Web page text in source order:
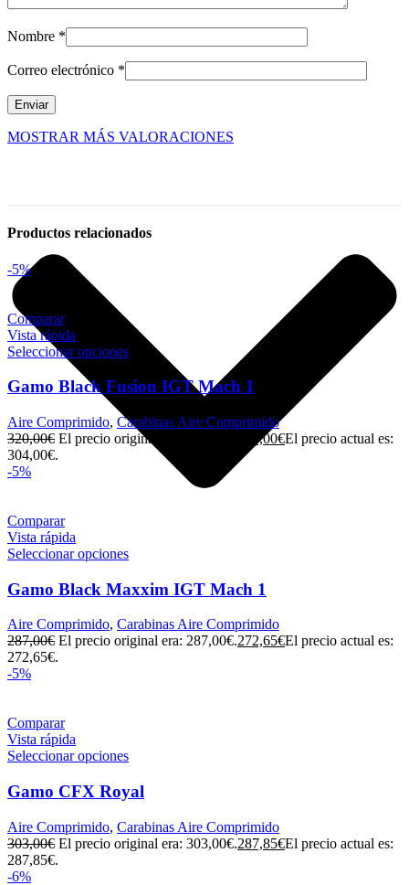
Nombre *
Correo electrónico *
MOSTRAR MÁS VALORACIONES
Productos relacionados
-5%
Comparar
Vista rápida
Seleccionar opciones
Gamo Black Fusion IGT Mach 1
Aire Comprimido, Carabinas Aire Comprimido
320,00€ El precio original era: 320,00€. 304,00€El precio actual es:
304,00€.
-5%
Comparar
Vista rápida
Seleccionar opciones
Gamo Black Maxxim IGT Mach 1
Aire Comprimido, Carabinas Aire Comprimido
287,00€ El precio original era: 287,00€.272,65€El precio actual es:
272,65€.
-5%
Comparar
Vista rápida
Seleccionar opciones
Gamo CFX Royal
Aire Comprimido, Carabinas Aire Comprimido
303,00€ El precio original era: 303,00€.287,85€El precio actual es:
287,85€.
-6%